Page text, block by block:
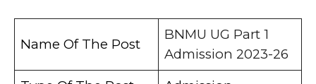
Name Of The Post
BNMU UG Part 1
Admission 2023-26